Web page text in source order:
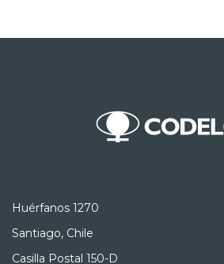
Huérfanos 1270
Santiago, Chile
Casilla Postal 150-D